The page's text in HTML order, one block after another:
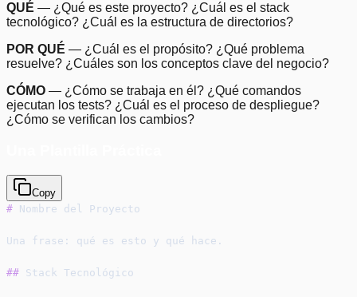
QUÉ — ¿Qué es este proyecto? ¿Cuál es el stack
tecnológico? ¿Cuál es la estructura de directorios?
POR QUÉ — ¿Cuál es el propósito? ¿Qué problema
resuelve? ¿Cuáles son los conceptos clave del negocio?
CÓMO — ¿Cómo se trabaja en él? ¿Qué comandos
ejecutan los tests? ¿Cuál es el proceso de despliegue?
¿Cómo se verifican los cambios?
Copy
# Nombre del Proyecto
Una frase: qué es esto y qué hace.
## Stack Tecnológico